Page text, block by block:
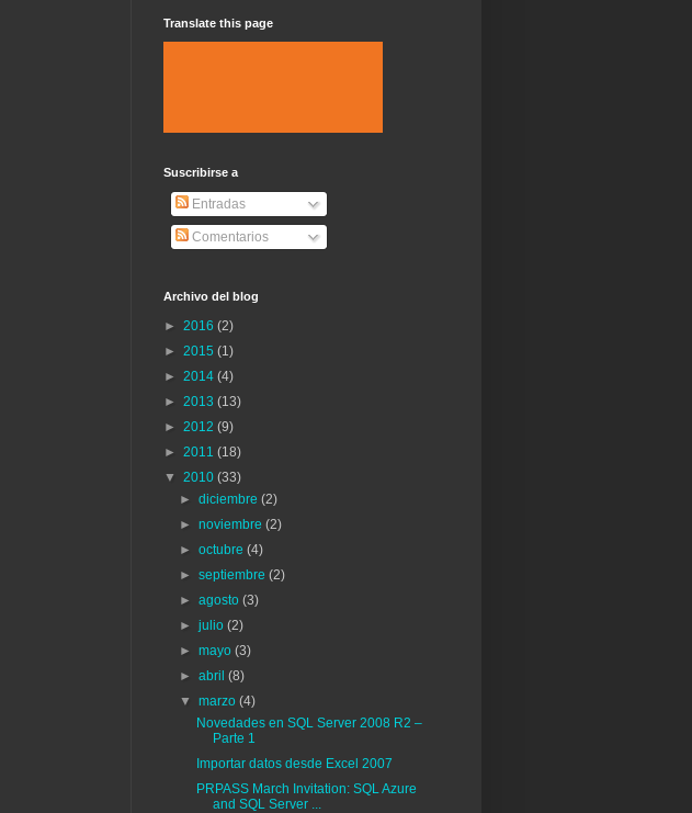
Translate this page
Suscribirse a
Entradas
Comentarios
Archivo del blog
► 2016 (2)
► 2015 (1)
► 2014 (4)
► 2013 (13)
► 2012 (9)
► 2011 (18)
▼ 2010 (33)
►diciembre(2)
►noviembre(2)
►octubre(4)
►septiembre(2)
►agosto(3)
►julio(2)
►mayo(3)
►abril(8)
▼marzo(4)
Novedades en SQL Server 2008 R2 –
Parte 1
Importar datos desde Excel 2007
PRPASS March Invitation: SQL Azure
and SQL Server ...